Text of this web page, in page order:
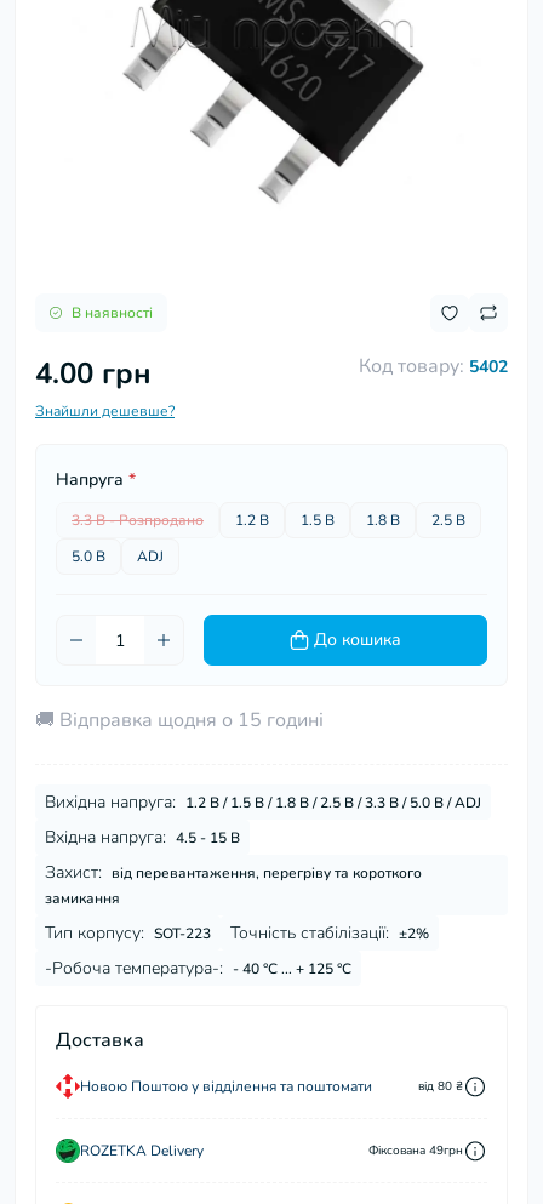
В наявності
Код товару: 5402
4.00 грн
Знайшли дешевше?
Напруга *
3.3 В - Розпродано 1.2 В 1.5 В 1.8 В
2.5 В
5.0 В
ADJ
До кошика
🚚 Відправка щодня о 15 годині
Вихідна напруга: 1.2 В / 1.5 В / 1.8 В / 2.5 В / 3.3 В / 5.0 В / ADJ
Вхідна напруга: 4.5 - 15 В
Захист:
від перевантаження, перегріву та короткого
замикання
Тип корпусу: SOT-223 Точність стабілізації: ±2%
-Робоча температура-: - 40 °C ... + 125 °C
Доставка
Новою Поштою у відділення та поштомати від 80 ₴
ROZETKA Delivery Фіксована 49грн